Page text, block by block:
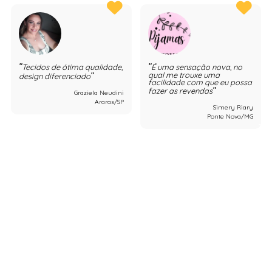
Tecidos de ótima qualidade,
design diferenciado
Graziela Neudini
Araras/SP
É uma sensação nova, no
qual me trouxe uma
facilidade com que eu possa
fazer as revendas
Simery Riary
Ponte Nova/MG